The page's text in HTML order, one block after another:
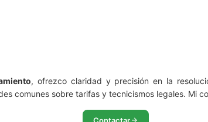
, ofrezco claridad y precisión en la
comunes sobre tarifas y tecnicismos legales. Mi